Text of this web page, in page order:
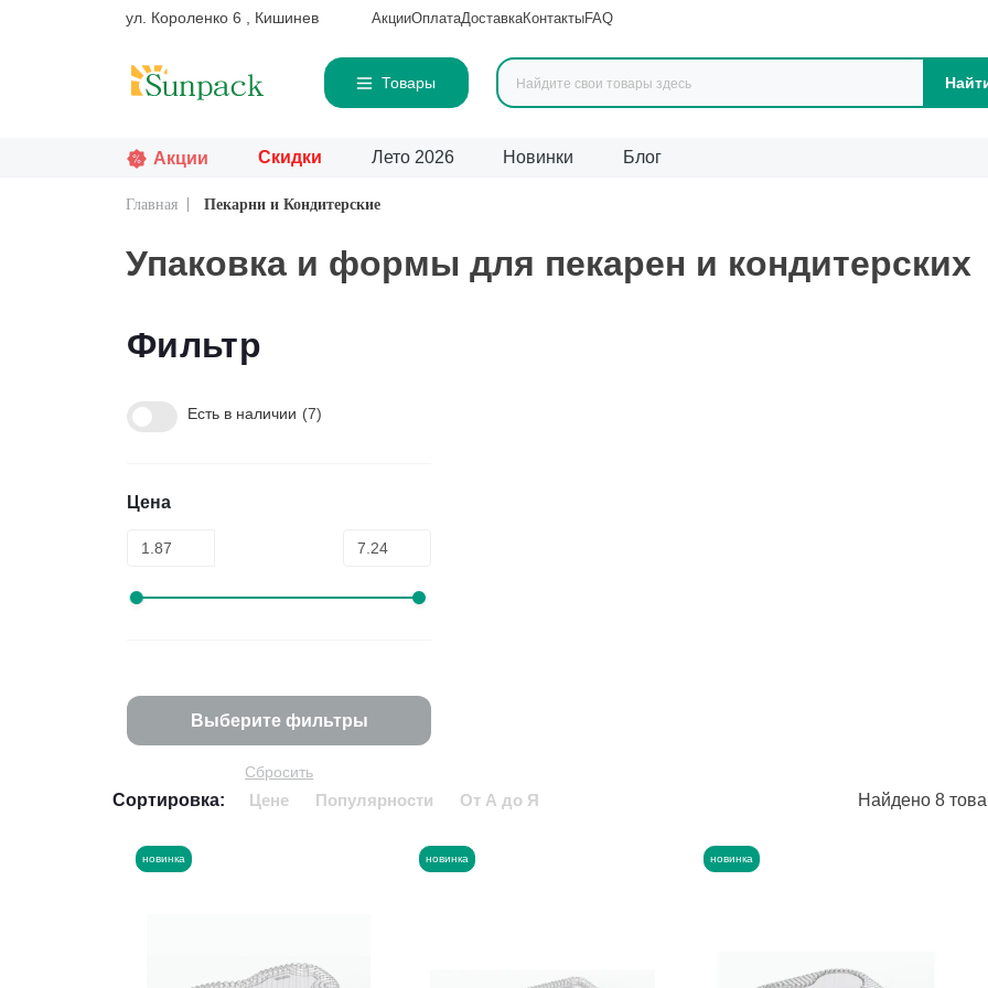
ул. Короленко 6 , Кишинев АкцииОплатаДоставкаКонтактыFAQ
Товары
Акции Скидки Лето 2026 Новинки Блог
Главная Пекарни и Кондитерские
Упаковка и формы для пекарен и кондитерских
Фильтр
Есть в наличии 7
Цена
Сбросить
Выберите фильтры
Сортировка: Цене Популярности От А до Я Найдено 8
новинка новинка новинка